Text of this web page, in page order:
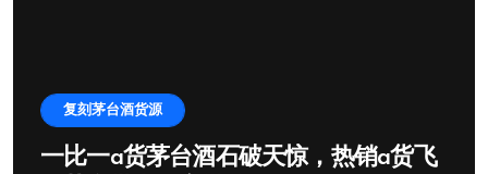
复刻茅台酒货源
一比一a货茅台酒石破天惊，热销a货飞